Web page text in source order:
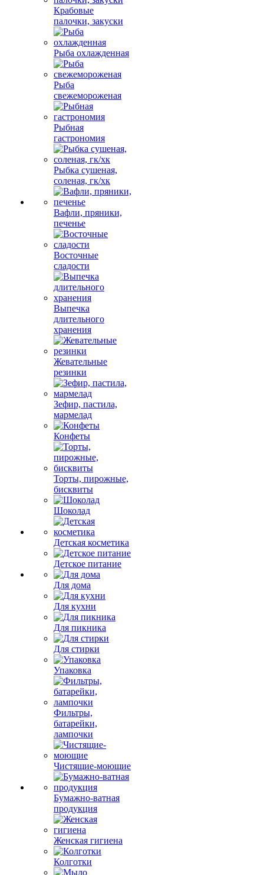
Крабовые
палочки, закуски
Рыба охлажденная
Рыба
свежемороженая
Рыбная
гастрономия
Рыбка сушеная,
соленая, гк/хк
Вафли, пряники,
печенье
Восточные
сладости
Выпечка
длительного
хранения
Жевательные
резинки
Зефир, пастила,
мармелад
Конфеты
Торты, пирожные,
бисквиты
Шоколад
Детская косметика
Детское питание
Для дома
Для кухни
Для пикника
Для стирки
Упаковка
Фильтры,
батарейки,
лампочки
Чистящие-моющие
Бумажно-ватная
продукция
Женская гигиена
Колготки